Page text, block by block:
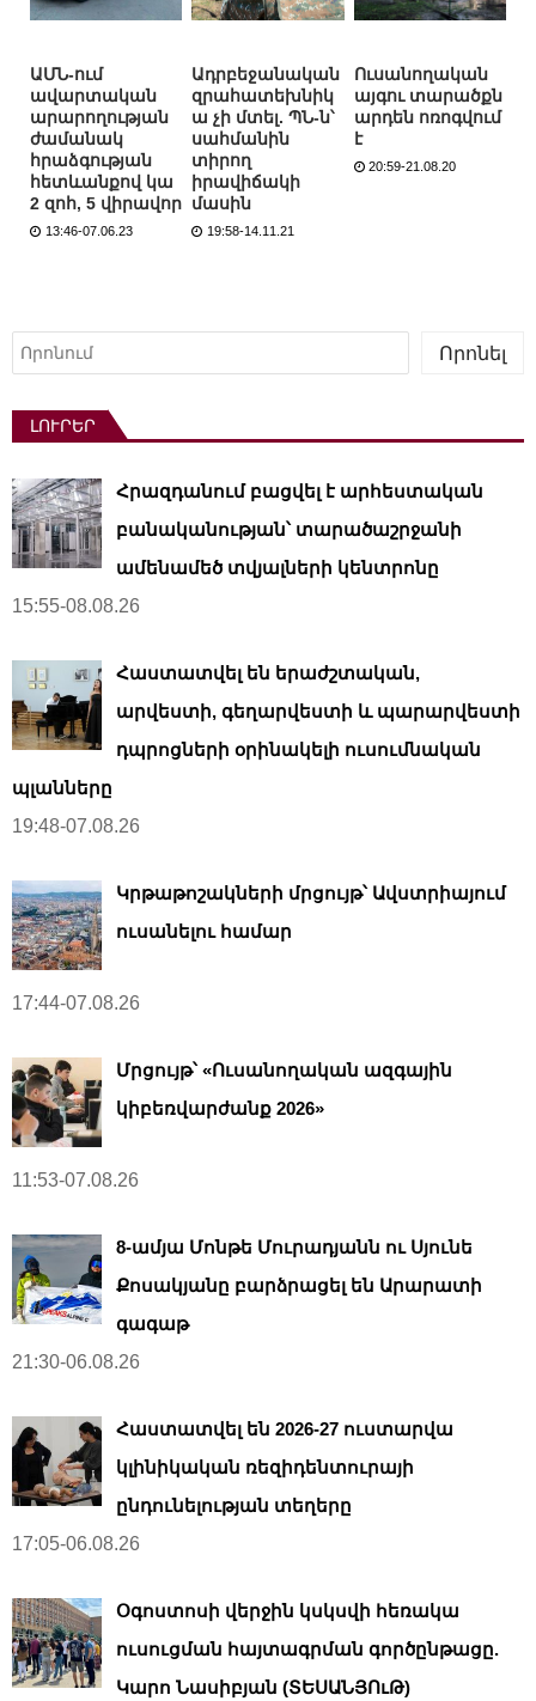
ԱՄՆ-ում
ավարտական
արարողության
ժամանակ
հրաձգության
հետևանքով կա
2 զոհ, 5 վիրավոր
13:46-07.06.23
Ադրբեջանական
զրահատեխնիկ
ա չի մտել. ՊՆ-ն՝
սահմանին
տիրող
իրավիճակի
մասին
19:58-14.11.21
Ուսանողական
այգու տարածքն
արդեն ոռոգվում
է
20:59-21.08.20
Որոնել
Որոնել
ԼՈՒՐԵՐ
Հրազդանում բացվել է արհեստական ​​
բանականության՝ տարածաշրջանի
ամենամեծ տվյալների կենտրոնը
15:55-08.08.26
Հաստատվել են երաժշտական,
արվեստի, գեղարվեստի և պարարվեստի
դպրոցների օրինակելի ուսումնական
պլանները
19:48-07.08.26
Կրթաթոշակների մրցույթ՝ Ավստրիայում
ուսանելու համար
17:44-07.08.26
Մրցույթ՝ «Ուսանողական ազգային
կիբեռվարժանք 2026»
11:53-07.08.26
8-ամյա Մոնթե Մուրադյանն ու Սյունե
Քոսակյանը բարձրացել են Արարատի
գագաթ
21:30-06.08.26
Հաստատվել են 2026-27 ուստարվա
կլինիկական ռեզիդենտուրայի
ընդունելության տեղերը
17:05-06.08.26
Օգոստոսի վերջին կսկսվի հեռակա
ուսուցման հայտագրման գործընթացը.
Կարո Նասիբյան (ՏԵՍԱՆՅՈւԹ)